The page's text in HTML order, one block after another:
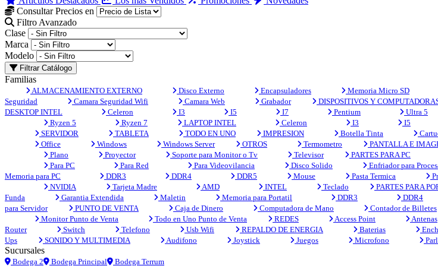
Consultar Precios en
Filtro Avanzado
Clase
Marca
Modelo
Filtrar Catálogo
Familias
ALMACENAMIENTO EXTERNO Disco Externo Encapsuladores Memoria Micro SD
Seguridad
Camara Seguridad Wifi Camara Web Grabador DISPOSITIVOS Y
DESKTOP INTEL
Celeron I3 I5 I7 Pentium Ultra 5
Ryzen 5
Ryzen 7 LAPTOP INTEL Celeron I3 I5
SERVIDOR
TABLETA TODO EN UNO IMPRESION Botella Tinta
Office
Windows Windows Server OTROS Termometro PANTALLA E
Plano
Proyector Soporte para Monitor o Tv Televisor PARTES PARA PC
Para PC
Para Red Para Videovilancia Disco Solido Enfriador para
Memoria para PC
DDR3 DDR4 DDR5 Mouse Pasta Termica
NVIDIA
Tarjeta Madre AMD INTEL Teclado PARTES PARA
Funda
Garantia Extendida Maletin Memoria para Portatil DDR3 DDR4
para Servidor
PUNTO DE VENTA Caja de Dinero Computadora de Mano Contador de Billetes
Monitor Punto de Venta
Todo en Uno Punto de Venta REDES Access Point Antenas
Router
Switch Telefono Usb Wifi REPALDO DE ENERGIA Baterias
Ups
SONIDO Y MULTIMEDIA Audifono Joystick Juegos Microfono
Sucursales
Bodega 2 Bodega Principal Bodega Terrum